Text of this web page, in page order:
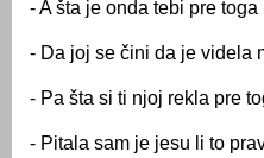
- A šta je onda tebi pre toga
- Da joj se čini da je videla
- Pa šta si ti njoj rekla pre
- Pitala sam je jesu li to